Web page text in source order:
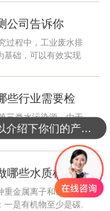
测量COD值3.氨氮检
仪：快
公司告诉你
过程中，工业废水排
基础，可以有效实现
法：湿式氧化法作
形式
些行业需要检
三类水污染源，由于
的危害将更加明显，
在排放工业废水前达
那么，工业废水测试
业的产品和加工对象.
.冶
些水质检
重金属离子和许多有
一是有机物至少是碳.
可以介绍下你们的产品么